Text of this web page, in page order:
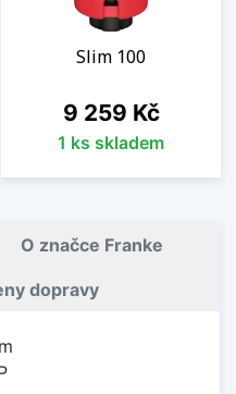
Slim 100
Cena
9 259 Kč
1 ks skladem
O značce Franke
dopravy